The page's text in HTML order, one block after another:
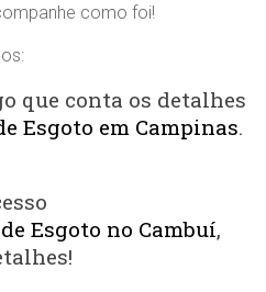
como foi!
que conta os detalhes
Esgoto em Campinas.
Esgoto no Cambuí,